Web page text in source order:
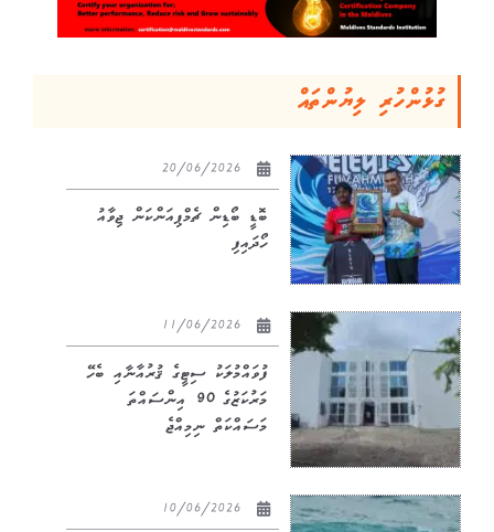
ގުޅުންހުރި ލިޔުންތައް
ބޮޑީ ބޯޑިން ޗެމްޕިއަންކަން ޖިވާއު
ހޯދައިފި
ފުވައްމުލަކު ސިޓީގެ ޤުރުއާނާއި ބެހޭ
މަރުކަޒުގެ 90 އިންސައްތަ
މަސައްކަތް ނިމިއްޖެ